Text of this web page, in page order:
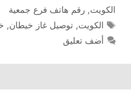
الكويت, رقم هاتف فرع جمعية
الوسوم
الكويت,توصيل غاز خيطان,
أضف تعليق